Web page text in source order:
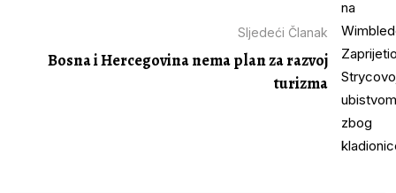
Sljedeći Članak
Bosna i Hercegovina nema plan za razvoj
turizma